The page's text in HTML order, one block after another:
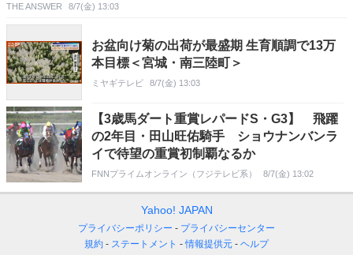
THE ANSWER 8/7(金) 13:03
お盆向け菊の出荷が最盛期 生育順調で13万
本目標＜宮城・南三陸町＞
ミヤギテレビ 8/7(金) 13:03
【3歳馬ダート重賞レパードS・G3】 飛躍
の2年目・田山旺佑騎手 ショウナンバンラ
イで待望の重賞初制覇なるか
FNNプライムオンライン（フジテレビ系） 8/7(金) 13:02
Yahoo! JAPAN
プライバシーポリシー
プライバシーセンター
規約
ステートメント 情報提供元 ヘルプ